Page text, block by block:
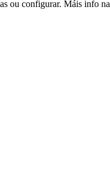
ou configurar. Máis info na